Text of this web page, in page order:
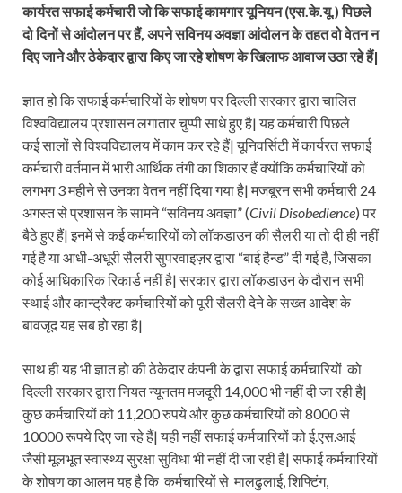
कार्यरत सफाई कर्मचारी जो कि सफाई कामगार यूनियन (एस.के.यू.) पिछले
दो दिनों से आंदोलन पर हैं, अपने सविनय अवज्ञा आंदोलन के तहत वो वेतन न
दिए जाने और ठेकेदार द्वारा किए जा रहे शोषण के खिलाफ आवाज उठा रहे हैं|
ज्ञात हो कि सफाई कर्मचारियों के शोषण पर दिल्ली सरकार द्वारा चालित
विश्वविद्यालय प्रशासन लगातार चुप्पी साधे हुए है| यह कर्मचारी पिछले
कई सालों से विश्वविद्यालय में काम कर रहे हैं| यूनिवर्सिटी में कार्यरत सफाई
कर्मचारी वर्तमान में भारी आर्थिक तंगी का शिकार हैं क्योंकि कर्मचारियों को
लगभग 3 महीने से उनका वेतन नहीं दिया गया है| मजबूरन सभी कर्मचारी 24
अगस्त से प्रशासन के सामने “सविनय अवज्ञा” (Civil Disobedience) पर
बैठे हुए हैं| इनमें से कई कर्मचारियों को लॉकडाउन की सैलरी या तो दी ही नहीं
गई है या आधी-अधूरी सैलरी सुपरवाइज़र द्वारा “बाई हैन्ड” दी गई है, जिसका
कोई आधिकारिक रिकार्ड नहीं है| सरकार द्वारा लॉकडाउन के दौरान सभी
स्थाई और कान्ट्रैक्ट कर्मचारियों को पूरी सैलरी देने के सख्त आदेश के
बावजूद यह सब हो रहा है|
साथ ही यह भी ज्ञात हो की ठेकेदार कंपनी के द्वारा सफाई कर्मचारियों को
दिल्ली सरकार द्वारा नियत न्यूनतम मजदूरी 14,000 भी नहीं दी जा रही है|
कुछ कर्मचारियों को 11,200 रुपये और कुछ कर्मचारियों को 8000 से
10000 रूपये दिए जा रहे हैं| यही नहीं सफाई कर्मचारियों को ई.एस.आई
जैसी मूलभूत स्वास्थ्य सुरक्षा सुविधा भी नहीं दी जा रही है| सफाई कर्मचारियों
के शोषण का आलम यह है कि कर्मचारियों से मालढुलाई, शिफ्टिंग,